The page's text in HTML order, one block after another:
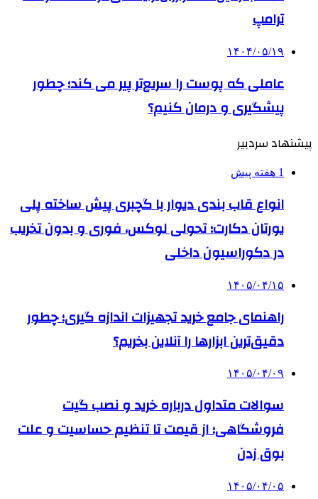
ترامپ
۱۴۰۴/۰۵/۱۹
عاملی که پوست را سریع‌تر پیر می کند؛ چطور
پیشگیری و درمان کنیم؟
پیشنهاد سردبیر
1 هفته پیش
انواع قاب بندی دیوار با گچبری پیش ساخته پلی
یورتان دکارت؛ تحولی لوکس، فوری و بدون تخریب
در دکوراسیون داخلی
۱۴۰۵/۰۴/۱۵
راهنمای جامع خرید تجهیزات اندازه گیری؛ چطور
دقیق‌ترین ابزارها را آنلاین بخریم؟
۱۴۰۵/۰۴/۰۹
سوالات متداول درباره خرید و نصب گیت
فروشگاهی؛ از قیمت تا تنظیم حساسیت و علت
بوق زدن
۱۴۰۵/۰۴/۰۵